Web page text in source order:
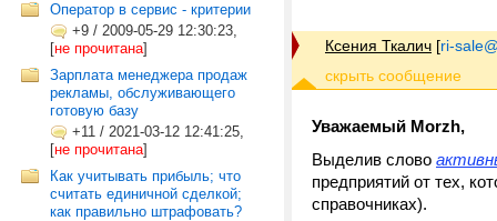
Оператор в сервис - критерии
+9 / 2009-05-29 12:30:23,
[не прочитана]
Зарплата менеджера продаж
рекламы, обслуживающего
готовую базу
+11 / 2021-03-12 12:41:25,
[не прочитана]
Как учитывать прибыль; что
считать единичной сделкой;
как правильно штрафовать?
Ксения Ткалич [ri-
Уважаемый Morzh,
Выделив слово
предприятий от тех,
справочниках).